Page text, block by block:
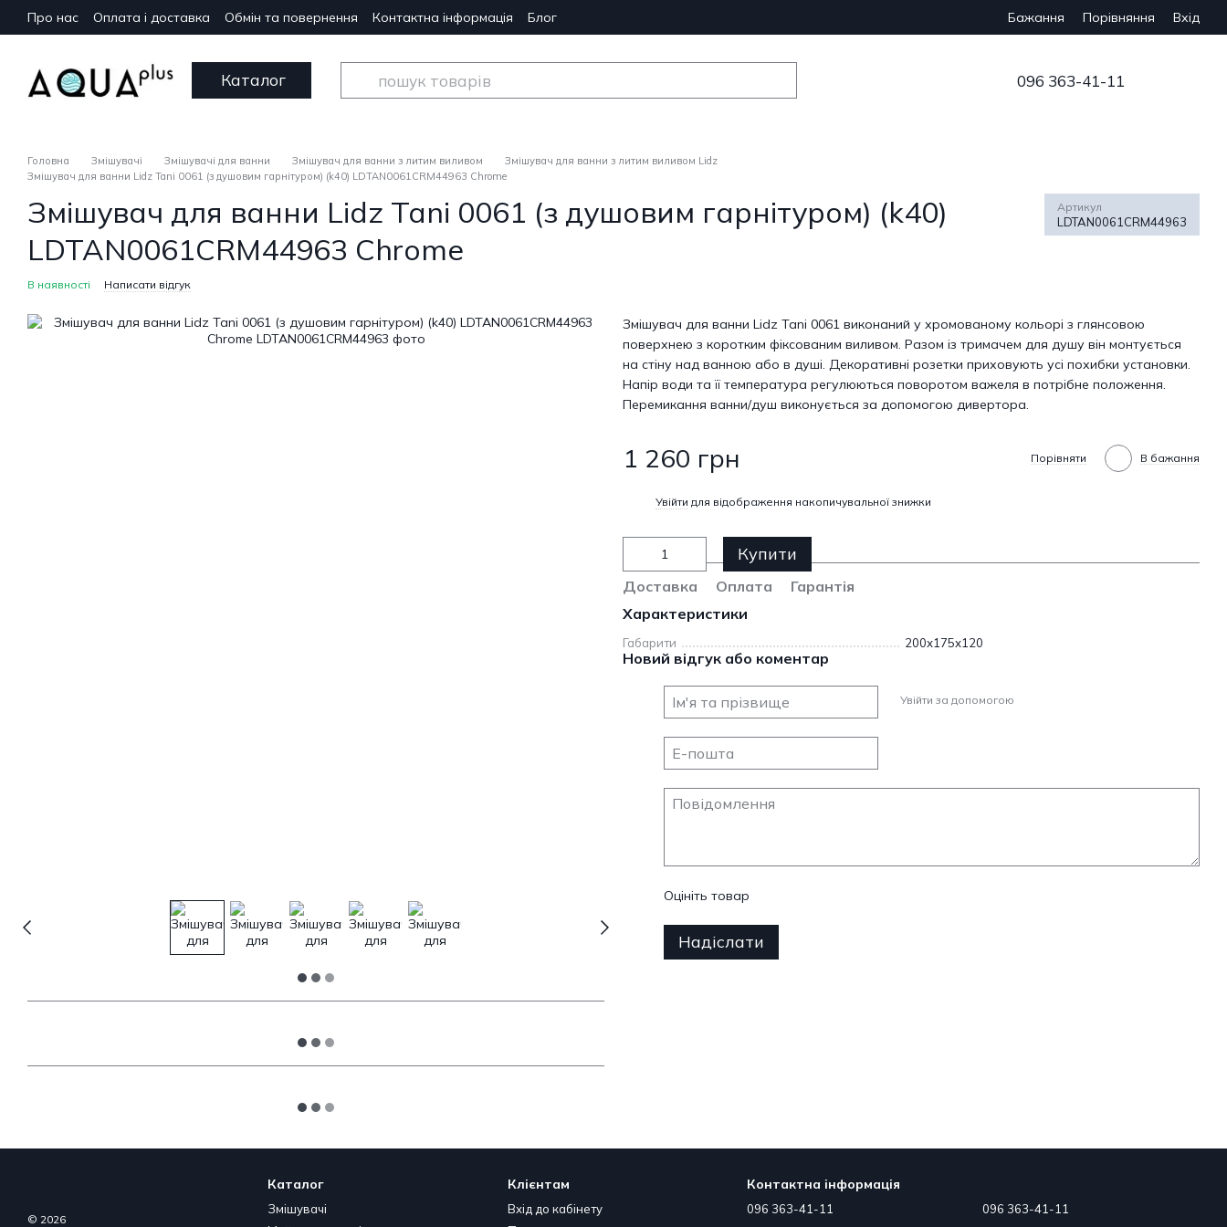
Перейти до основного контенту
Про нас Оплата і доставка Обмін та повернення Контактна інформація Блог Бажання Порівняння Вхід
Каталог 096 363-41-11
Головна Змішувачі Змішувачі для ванни Змішувач для ванни з литим виливом
Змішувач для ванни з литим виливом Lidz
Змішувач для ванни Lidz Tani 0061 (з душовим гарнітуром) (k40) LDTAN0061CRM44963 Chrome
Змішувач для ванни Lidz Tani 0061 (з душовим гарнітуром) (k40)
LDTAN0061CRM44963 Chrome
Артикул
LDTAN0061CRM44963
В наявності Написати відгук
Змішувач для ванни Lidz Tani 0061 виконаний у хромованому кольорі з глянсовою
поверхнею з коротким фіксованим виливом. Разом із тримачем для душу він монтується
на стіну над ванною або в душі. Декоративні розетки приховують усі похибки установки.
Напір води та її температура регулюються поворотом важеля в потрібне положення.
Перемикання ванни/душ виконується за допомогою дивертора.
1 260 грн Порівняти В бажання
Увійти для відображення накопичувальної знижки
Купити
Доставка Оплата
Гарантія
Характеристики
Габарити 200х175х120
Новий відгук або коментар
Увійти за допомогою
Оцініть товар
Надіслати
© 2026
Каталог
Змішувачі
Клієнтам
Вхід до кабінету
Контактна інформація
096 363-41-11
096 363-41-11